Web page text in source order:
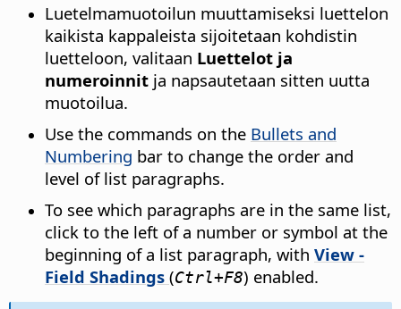
Luetelmamuotoilun muuttamiseksi luettelon
kaikista kappaleista sijoitetaan kohdistin
luetteloon, valitaan Luettelot ja
numeroinnit ja napsautetaan sitten uutta
muotoilua.
Use the commands on the Bullets and
Numbering bar to change the order and
level of list paragraphs.
To see which paragraphs are in the same list,
click to the left of a number or symbol at the
beginning of a list paragraph, with View -
Field Shadings (Ctrl+F8) enabled.